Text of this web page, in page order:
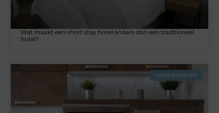
Wat maakt een short stay hotel anders dan een traditioneel
hotel?
AANBIEDINGEN